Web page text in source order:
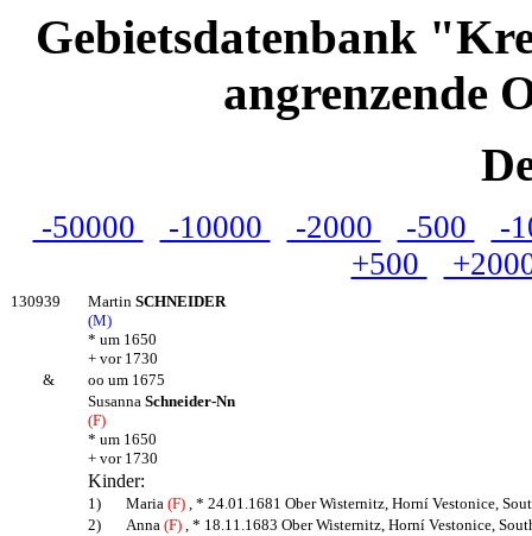
Gebietsdatenbank
angrenzende
-50000 -10000 -2000 -500
-
+500
130939 Martin SCHNEIDER
(M)
* um 1650
+ vor 1730
&
oo um 1675
Susanna Schneider-Nn
(F)
* um 1650
+ vor 1730
Kinder:
1) Maria (F) , * 24.01.1681 Ober Wisternitz, Horní Vestonice,
2)
Anna (F) , * 18.11.1683 Ober Wisternitz, Horní Vestonice,